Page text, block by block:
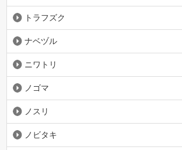
トラフズク
ナベヅル
ニワトリ
ノゴマ
ノスリ
ノビタキ